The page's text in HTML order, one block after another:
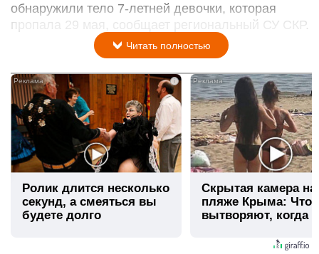
обнаружили тело 7-летней девочки, которая
пропала 29 мая, сообщает региональный СУ СКР.
Читать полностью
i
Ролик длится несколько
секунд, а смеяться вы
будете долго
Скрытая камера на
пляже Крыма: Что
вытворяют, когда